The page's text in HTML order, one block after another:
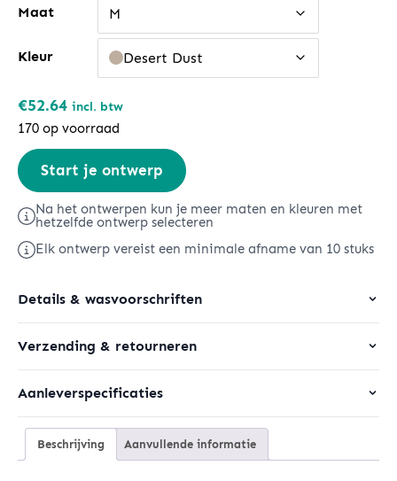
Maat M
Kleur Desert Dust
€52.64 incl. btw
170 op voorraad
Stanley
Climber
2.0
aantal
Start je ontwerp
Na het ontwerpen kun je meer maten en kleuren met
hetzelfde ontwerp selecteren
Elk ontwerp vereist een minimale afname van 10 stuks
Details & wasvoorschriften
Verzending & retourneren
Aanleverspecificaties
Beschrijving Aanvullende informatie